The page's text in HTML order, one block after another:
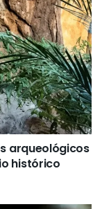
arqueológicos
histórico